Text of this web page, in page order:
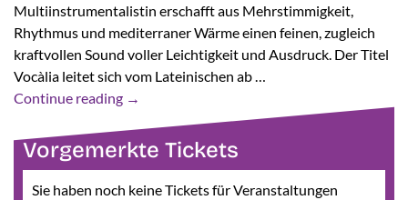
Multiinstrumentalistin erschafft aus Mehrstimmigkeit,
Rhythmus und mediterraner Wärme einen feinen, zugleich
kraftvollen Sound voller Leichtigkeit und Ausdruck. Der Titel
Vocàlia leitet sich vom Lateinischen ab …
Continue reading →
Vorgemerkte Tickets
Sie haben noch keine Tickets für Veranstaltungen